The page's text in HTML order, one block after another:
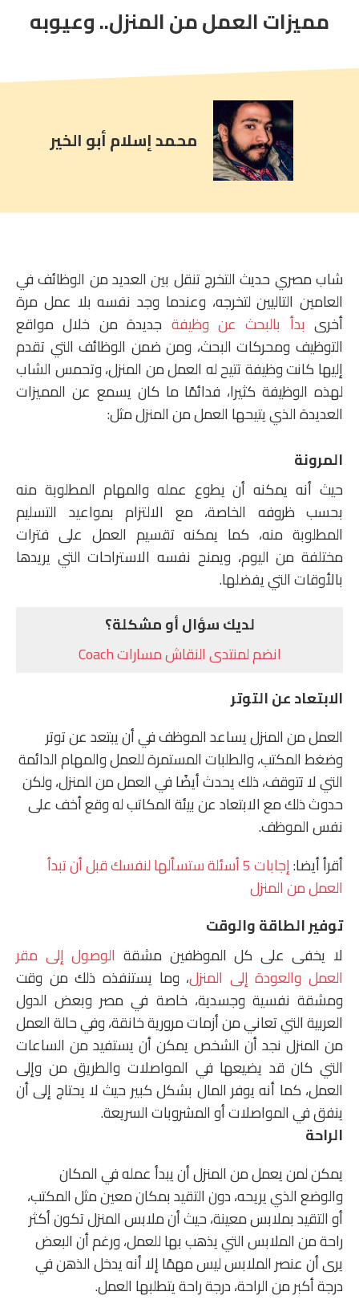
article
comment
is:
مميزات العمل من المنزل.. وعيوبه
محمد إسلام أبو الخير
شاب مصري حديث التخرج تنقل بين العديد من الوظائف في
العامين التاليين لتخرجه، وعندما وجد نفسه بلا عمل مرة
أخرى بدأ بالبحث عن وظيفة جديدة من خلال مواقع
التوظيف ومحركات البحث، ومن ضمن الوظائف التي تقدم
إليها كانت وظيفة تتيح له العمل من المنزل، وتحمس الشاب
لهذه الوظيفة كثيرا، فدائمًا ما كان يسمع عن المميزات
العديدة الذي يتيحها العمل من المنزل مثل:
المرونة
حيث أنه يمكنه أن يطوع عمله والمهام المطلوبة منه
بحسب ظروفه الخاصة، مع الالتزام بمواعيد التسليم
المطلوبة منه، كما يمكنه تقسيم العمل على فترات
مختلفة من اليوم، ويمنح نفسه الاستراحات التي يريدها
بالأوقات التي يفضلها.
لديك سؤال أو مشكلة؟
انضم لمنتدى النقاش مسارات Coach
الابتعاد عن التوتر
العمل من المنزل يساعد الموظف في أن يبتعد عن توتر
وضغط المكتب، والطلبات المستمرة للعمل والمهام الدائمة
التي لا تتوقف، ذلك يحدث أيضًا في العمل من المنزل، ولكن
حدوث ذلك مع الابتعاد عن بيئة المكاتب له وقع أخف على
نفس الموظف.
أقرأ أيضا:
إجابات 5 أسئلة ستسألها لنفسك قبل أن تبدأ
العمل من المنزل
توفير الطاقة والوقت
لا يخفى على كل الموظفين مشقة الوصول إلى مقر
العمل والعودة إلى المنزل، وما يستنفذه ذلك من وقت
ومشقة نفسية وجسدية، خاصة في مصر وبعض الدول
العربية التي تعاني من أزمات مرورية خانقة، وفي حالة العمل
من المنزل نجد أن الشخص يمكن أن يستفيد من الساعات
التي كان قد يضيعها في المواصلات والطريق من وإلى
العمل، كما أنه يوفر المال بشكل كبير حيث لا يحتاج إلى أن
ينفق في المواصلات أو المشروبات السريعة.
الراحة
يمكن لمن يعمل من المنزل أن يبدأ عمله في المكان
والوضع الذي يريحه، دون التقيد بمكان معين مثل المكتب،
أو التقيد بملابس معينة، حيث أن ملابس المنزل تكون أكثر
راحة من الملابس التي يذهب بها للعمل، ورغم أن البعض
يرى أن عنصر الملابس ليس مهمًا إلا أنه يدخل الذهن في
درجة أكبر من الراحة، درجة راحة يتطلبها العمل.